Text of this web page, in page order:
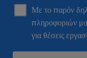
Με το παρόν
πληροφοριών
για θέσεις